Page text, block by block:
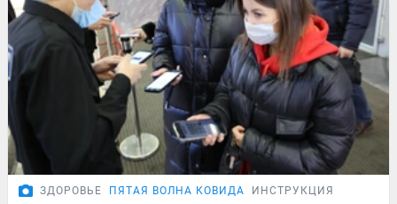
ЗДОРОВЬЕ ПЯТАЯ ВОЛНА КОВИДА ИНСТРУКЦИЯ